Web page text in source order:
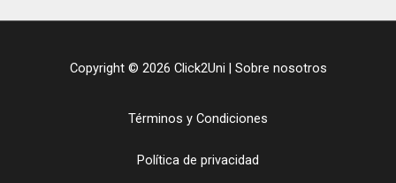
Copyright © 2026 Click2Uni | Sobre nosotros
Términos y Condiciones
Política de privacidad